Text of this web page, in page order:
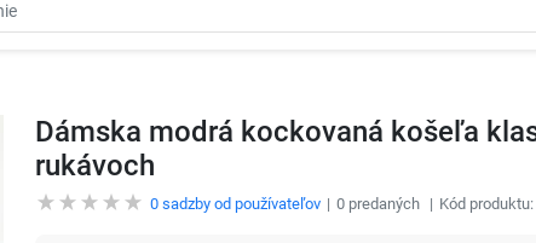
Dámska modrá kockovaná košeľa
rukávoch
0sadzby od používateľov 0predaných Kód produktu: